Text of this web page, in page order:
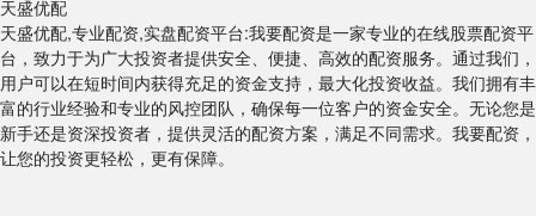
天盛优配
天盛优配,专业配资,实盘配资平台:我要配资是一家专业的在线股票配资平
台，致力于为广大投资者提供安全、便捷、高效的配资服务。通过我们，
用户可以在短时间内获得充足的资金支持，最大化投资收益。我们拥有丰
富的行业经验和专业的风控团队，确保每一位客户的资金安全。无论您是
新手还是资深投资者，提供灵活的配资方案，满足不同需求。我要配资，
让您的投资更轻松，更有保障。